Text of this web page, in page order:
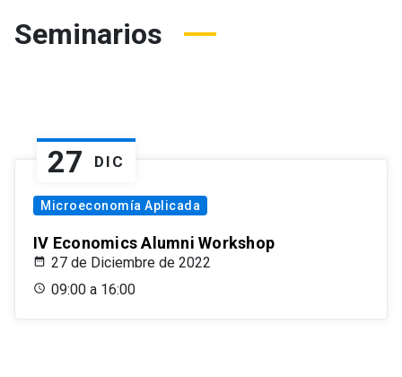
Seminarios
27 DIC
Microeconomía Aplicada
IV Economics Alumni Workshop
27 de Diciembre de 2022
09:00 a 16:00